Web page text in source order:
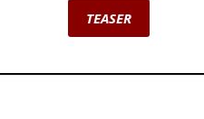
TEASER